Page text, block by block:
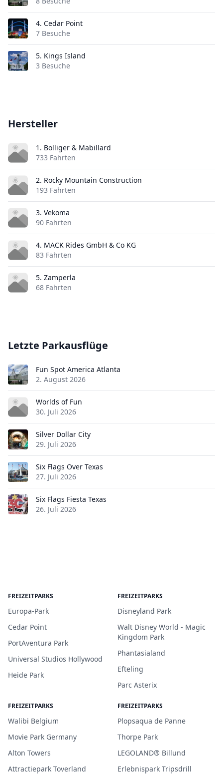
4. Cedar Point
7 Besuche
5. Kings Island
3 Besuche
Hersteller
1. Bolliger & Mabillard
733 Fahrten
2. Rocky Mountain Construction
193 Fahrten
3. Vekoma
90 Fahrten
4. MACK Rides GmbH & Co KG
83 Fahrten
5. Zamperla
68 Fahrten
Letzte Parkausflüge
Fun Spot America Atlanta
2. August 2026
Worlds of Fun
30. Juli 2026
Silver Dollar City
29. Juli 2026
Six Flags Over Texas
27. Juli 2026
Six Flags Fiesta Texas
26. Juli 2026
FREIZEITPARKS
Europa-Park
Cedar Point
PortAventura Park
Universal Studios Hollywood
Heide Park
FREIZEITPARKS
Disneyland Park
Walt Disney World - Magic
Kingdom Park
Phantasialand
Efteling
Parc Asterix
FREIZEITPARKS
Walibi Belgium
Movie Park Germany
Alton Towers
Attractiepark Toverland
FREIZEITPARKS
Plopsaqua de Panne
Thorpe Park
LEGOLAND® Billund
Erlebnispark Tripsdrill